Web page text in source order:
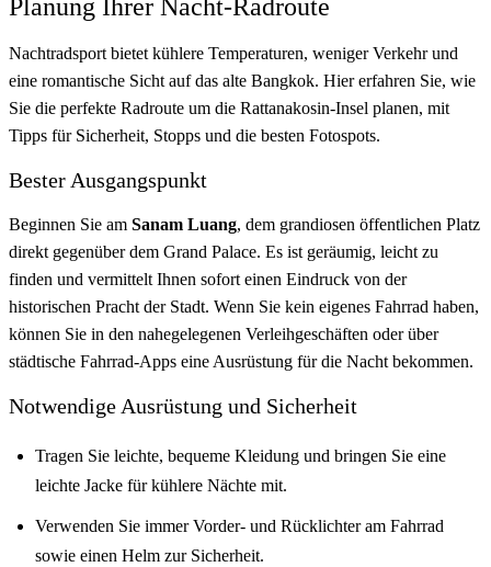
Planung Ihrer Nacht-Radroute
Nachtradsport bietet kühlere Temperaturen, weniger Verkehr und
eine romantische Sicht auf das alte Bangkok. Hier erfahren Sie, wie
Sie die perfekte Radroute um die Rattanakosin-Insel planen, mit
Tipps für Sicherheit, Stopps und die besten Fotospots.
Bester Ausgangspunkt
Beginnen Sie am Sanam Luang, dem grandiosen öffentlichen Platz
direkt gegenüber dem Grand Palace. Es ist geräumig, leicht zu
finden und vermittelt Ihnen sofort einen Eindruck von der
historischen Pracht der Stadt. Wenn Sie kein eigenes Fahrrad haben,
können Sie in den nahegelegenen Verleihgeschäften oder über
städtische Fahrrad-Apps eine Ausrüstung für die Nacht bekommen.
Notwendige Ausrüstung und Sicherheit
Tragen Sie leichte, bequeme Kleidung und bringen Sie eine
leichte Jacke für kühlere Nächte mit.
Verwenden Sie immer Vorder- und Rücklichter am Fahrrad
sowie einen Helm zur Sicherheit.